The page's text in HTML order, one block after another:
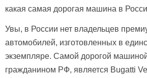
какая самая дорогая машина в
Увы, в России нет владельцев
автомобилей, изготовленных в
экземпляре. Самой дорогой
гражданином РФ, является Bugatti